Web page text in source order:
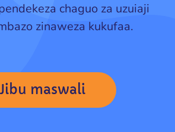
chaguo za uzuiaji
zinaweza kukufaa.
Jibu maswali